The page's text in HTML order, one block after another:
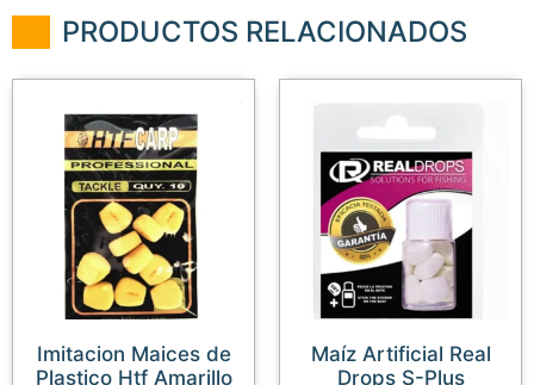
PRODUCTOS RELACIONADOS
Imitacion Maices de
Plastico Htf Amarillo
Maíz Artificial Real
Drops S-Plus